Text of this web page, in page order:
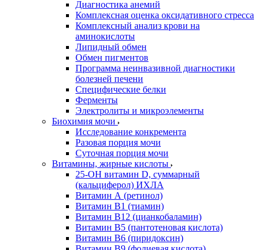
Диагностика анемий
Комплексная оценка оксидативного стресса
Комплексный анализ крови на
аминокислоты
Липидный обмен
Обмен пигментов
Программа неинвазивной диагностики
болезней печени
Специфические белки
Ферменты
Электролиты и микроэлементы
Биохимия мочи
Исследование конкремента
Разовая порция мочи
Суточная порция мочи
Витамины, жирные кислоты
25-OH витамин D, суммарный
(кальциферол) ИХЛА
Витамин А (ретинол)
Витамин В1 (тиамин)
Витамин В12 (цианкобаламин)
Витамин В5 (пантотеновая кислота)
Витамин В6 (пиридоксин)